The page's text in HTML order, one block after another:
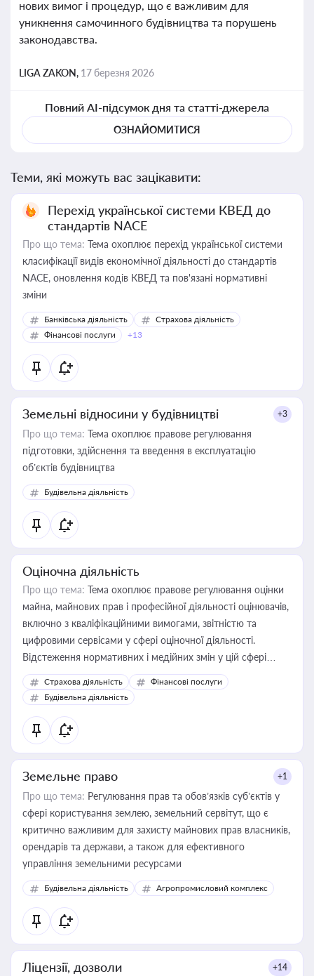
нових вимог і процедур, що є важливим для
уникнення самочинного будівництва та порушень
законодавства.
LIGA ZAKON, 17 березня 2026
Повний AI-підсумок дня та статті-джерела
ОЗНАЙОМИТИСЯ
Теми, які можуть вас зацікавити:
Перехід української системи КВЕД до
стандартів NACE
Про що тема: Тема охоплює перехід української системи
класифікації видів економічної діяльності до стандартів
NACE, оновлення кодів КВЕД та пов'язані нормативні
зміни
Банківська діяльність
Страхова діяльність
Фінансові послуги
+13
Земельні відносини у будівництві +3
Про що тема: Тема охоплює правове регулювання
підготовки, здійснення та введення в експлуатацію
об’єктів будівництва
Будівельна діяльність
Оціночна діяльність
Про що тема: Тема охоплює правове регулювання оцінки
майна, майнових прав і професійної діяльності оцінювачів,
включно з кваліфікаційними вимогами, звітністю та
цифровими сервісами у сфері оціночної діяльності.
Відстеження нормативних і медійних змін у цій сфері
корисне для власника бізнесу, керівника, юриста або
бухгалтера під час оподаткування, приватизації, оренди
державного майна, корпоративних угод і перевірки
статусу суб'єктів оціночної діяльності
Страхова діяльність
Фінансові послуги
Будівельна діяльність
Земельне право +1
Про що тема: Регулювання прав та обов’язків суб’єктів у
сфері користування землею, земельний сервітут, що є
критично важливим для захисту майнових прав власників,
орендарів та держави, а також для ефективного
управління земельними ресурсами
Будівельна діяльність Агропромисловий комплекс
Ліцензії, дозволи +14